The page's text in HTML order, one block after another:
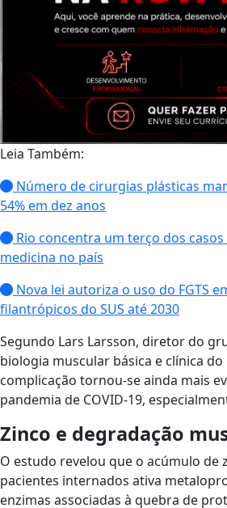
Leia Também:
Número de cirurgias plásticas
54% em dez anos
Rio concentra um terço dos
medicina no país
Nova lei autoriza o uso do FGTS
filantrópicos do SUS até 2030
Segundo Lars Larsson, diretor do
biologia muscular básica e clínica do
complicação tornou-se ainda mais
pandemia de COVID-19,
Zinco e degradação
O estudo revelou que o acúmulo de
pacientes internados ativa
enzimas associadas à quebra de